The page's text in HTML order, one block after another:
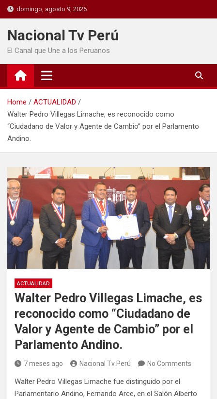
domingo, agosto 9, 2026
Nacional Tv Perú
El Canal que Une a los Peruanos
Home
ACTUALIDAD
Walter Pedro Villegas Limache, es reconocido como
“Ciudadano de Valor y Agente de Cambio” por el Parlamento
Andino.
ACTUALIDAD
Walter Pedro Villegas Limache, es
reconocido como “Ciudadano de
Valor y Agente de Cambio” por el
Parlamento Andino.
7 meses ago Nacional Tv Perú No Comments
Walter Pedro Villegas Limache fue distinguido por el
Parlamentario Andino, Fernando Arce, en el Salón Alberto